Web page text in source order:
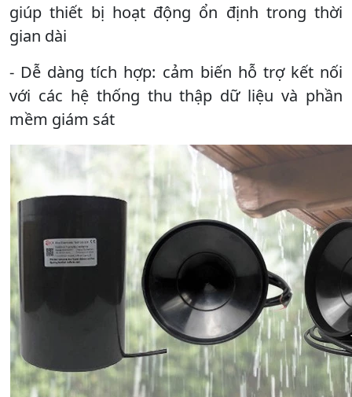
giúp thiết bị hoạt động ổn định trong thời
gian dài
- Dễ dàng tích hợp: cảm biến hỗ trợ kết nối
với các hệ thống thu thập dữ liệu và phần
mềm giám sát